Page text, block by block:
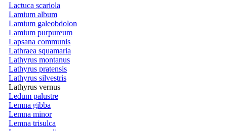
Lactuca scariola
Lamium album
Lamium galeobdolon
Lamium purpureum
Lapsana communis
Lathraea squamaria
Lathyrus montanus
Lathyrus pratensis
Lathyrus silvestris
Lathyrus vernus
Ledum palustre
Lemna gibba
Lemna minor
Lemna trisulca